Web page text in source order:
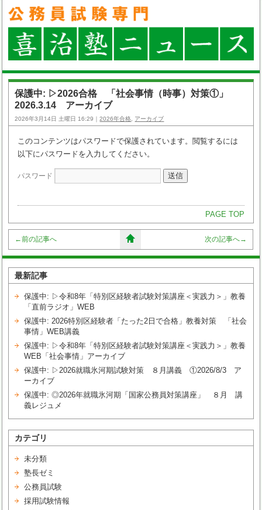
保護中: ▷2026合格 「社会事情（時事）対策①」
2026.3.14 アーカイブ
2026年3月14日 土曜日 16:29｜2026年合格, アーカイブ
このコンテンツはパスワードで保護されています。閲覧するには
以下にパスワードを入力してください。
パスワード
PAGE TOP
←前の記事へ 次の記事へ→
最新記事
保護中: ▷令和8年「特別区経験者試験対策講座＜実践力＞」教養
「直前ラジオ」WEB
保護中: 2026特別区経験者「たった2日で合格」教養対策 「社会
事情」WEB講義
保護中: ▷令和8年「特別区経験者試験対策講座＜実践力＞」教養
WEB「社会事情」アーカイブ
保護中: ▷2026就職氷河期試験対策 ８月講義 ①2026/8/3 ア
ーカイブ
保護中: ◎2026年就職氷河期「国家公務員対策講座」 ８月 講
義レジュメ
カテゴリ
未分類
塾長ゼミ
公務員試験
採用試験情報